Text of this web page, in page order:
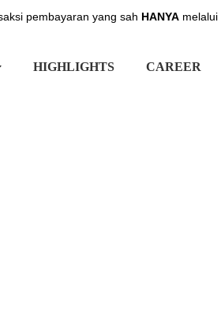
pembayaran yang sah HANYAmelalui
HIGHLIGHTS CAREER